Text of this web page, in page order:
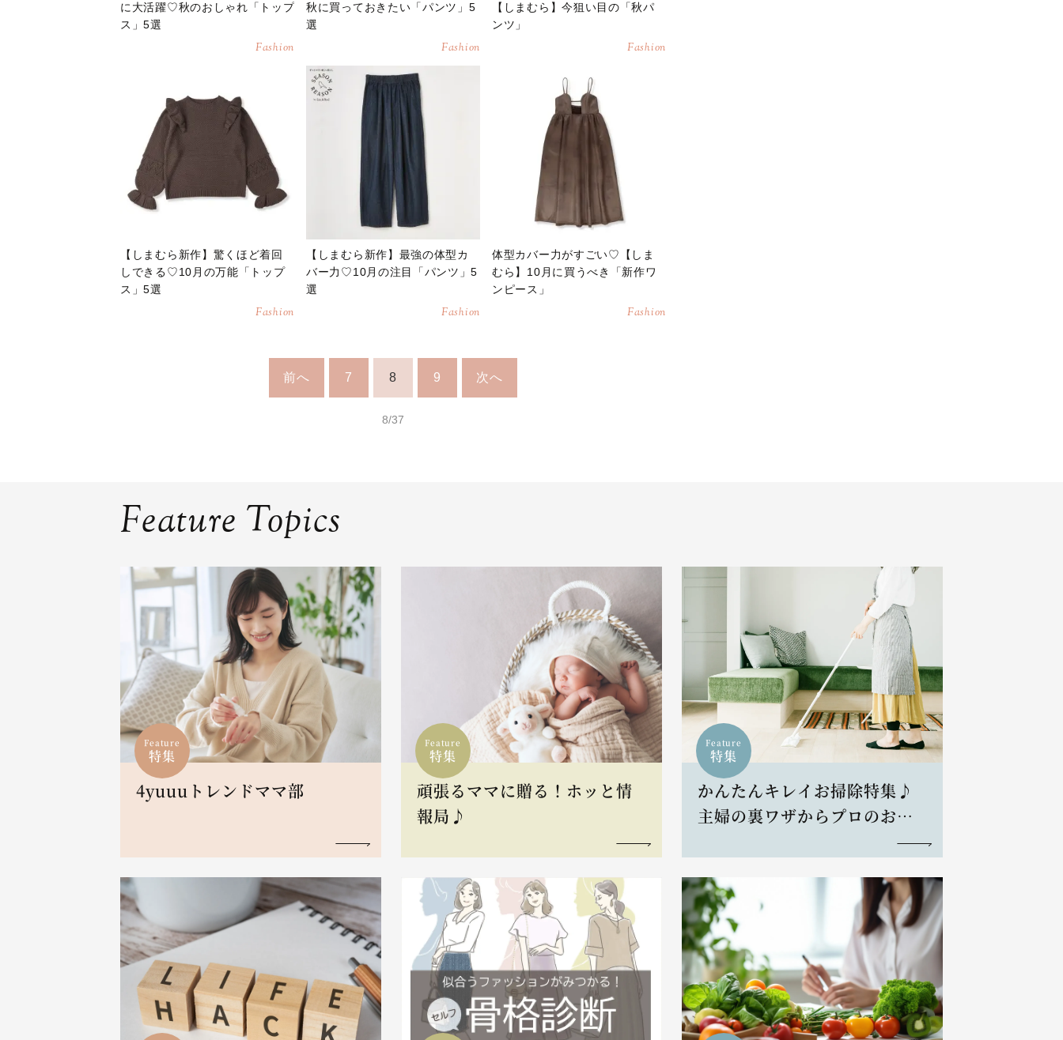
に大活躍♡秋のおしゃれ「トップ
ス」5選
Fashion
秋に買っておきたい「パンツ」5
選
Fashion
【しまむら】今狙い目の「秋パ
ンツ」
Fashion
【しまむら新作】驚くほど着回
しできる♡10月の万能「トップ
ス」5選
Fashion
【しまむら新作】最強の体型カ
バー力♡10月の注目「パンツ」5
選
Fashion
体型カバー力がすごい♡【しま
むら】10月に買うべき「新作ワ
ンピース」
Fashion
前へ 7 8 9 次へ
8/37
Feature Topics
Feature
特集
4yuuuトレンドママ部
Feature
特集
頑張るママに贈る！ホッと情
報局♪
Feature
特集
かんたんキレイお掃除特集♪
主婦の裏ワザからプロのお掃